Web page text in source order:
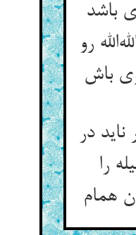
باشد
رو
در
را